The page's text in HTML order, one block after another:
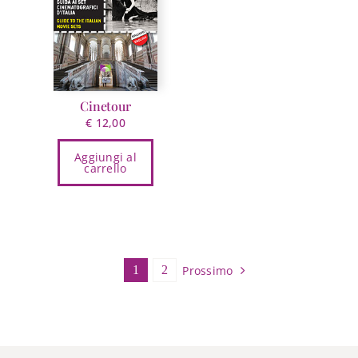
Cinetour
€ 12,00
Aggiungi al
carrello
1 2 Prossimo